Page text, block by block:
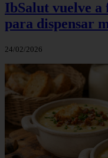
IbSalut vuelve
para dispensar
24/02/2026